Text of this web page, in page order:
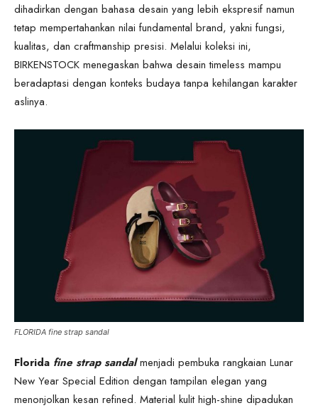
dihadirkan dengan bahasa desain yang lebih ekspresif namun
tetap mempertahankan nilai fundamental brand, yakni fungsi,
kualitas, dan craftmanship presisi. Melalui koleksi ini,
BIRKENSTOCK menegaskan bahwa desain timeless mampu
beradaptasi dengan konteks budaya tanpa kehilangan karakter
aslinya.
FLORIDA fine strap sandal
Florida fine strapsandal menjadi pembuka rangkaian Lunar
New Year Special Edition dengan tampilan elegan yang
menonjolkan kesan refined. Material kulit high-shine dipadukan